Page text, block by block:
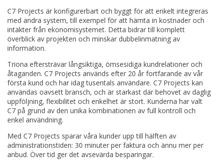
C7 Projects är konfigurerbart och byggt för att enkelt integreras
med andra system, till exempel för att hämta in kostnader och
intäkter från ekonomisystemet. Detta bidrar till komplett
överblick av projekten och minskar dubbelinmatning av
information.
Triona eftersträvar långsiktiga, ömsesidiga kundrelationer och
åtaganden. C7 Projects används efter 20 år fortfarande av vår
första kund och har idag tusentals användare. C7 Projects kan
användas oavsett bransch, och är starkast där behovet av daglig
uppföljning, flexibilitet och enkelhet är stort. Kunderna har valt
C7 på grund av den unika kombinationen av full kontroll och
enkel användning.
Med C7 Projects sparar våra kunder upp till hälften av
administrationstiden: 30 minuter per faktura och ännu mer per
anbud. Över tid ger det avsevärda besparingar.